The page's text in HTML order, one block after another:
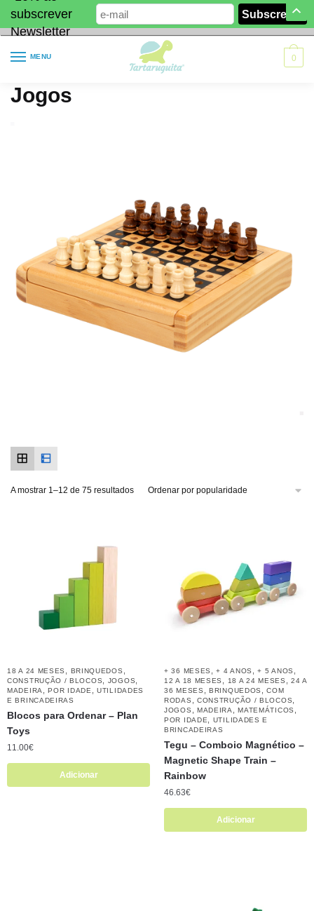
subscrever
Newsletter
MENU 0
Jogos
A mostrar 1–12 de 75 resultados
18 A 24 MESES BRINQUEDOS
CONSTRUÇÃO / BLOCOS JOGOS
MADEIRA ,POR IDADE ,UTILIDADES
E BRINCADEIRAS
Blocos para Ordenar – Plan
Toys
11.00€
Adicionar
+ 36 MESES ,+ 4 ANOS ,+ 5 ANOS
12 A 18 MESES 18 A 24 MESES ,24 A
36 MESES
,BRINQUEDOS ,COM
RODAS
CONSTRUÇÃO / BLOCOS
JOGOS MADEIRA ,MATEMÁTICOS
POR IDADE
UTILIDADES E
BRINCADEIRAS
Tegu – Comboio Magnético –
Magnetic Shape Train –
Rainbow
46.63€
Adicionar